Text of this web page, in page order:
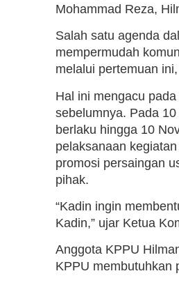
Mohammad Reza,
Salah satu agenda
mempermudah
melalui pertemuan
Hal ini mengacu
sebelumnya. Pada
berlaku hingga 10
pelaksanaan
promosi persaingan
pihak.
“Kadin ingin
Kadin,” ujar Ketua
Anggota KPPU
KPPU membutuhkan